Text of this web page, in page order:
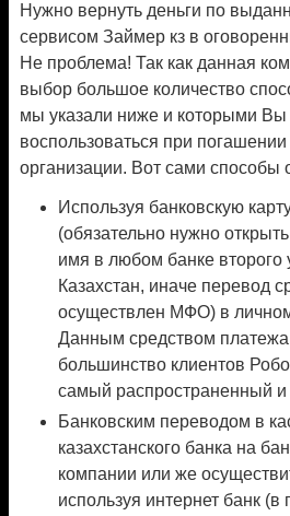
Нужно вернуть деньги по
сервисом Займер кз в
Не проблема! Так как данная
выбор большое количество
мы указали ниже и которыми
воспользоваться при
организации. Вот сами способы
Используя банковскую
(обязательно нужно
имя в любом банке второго
Казахстан, иначе перевод
осуществлен МФО) в
Данным средством платежа
большинство клиентов
самый распространенный
Банковским переводом в
казахстанского банка на
компании или же
используя интернет банк